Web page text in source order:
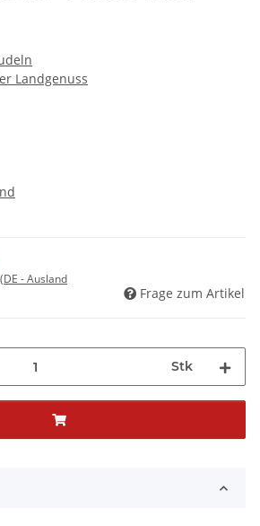
Landgenuss
(DE - Ausland
Frage zum Artikel
Stk